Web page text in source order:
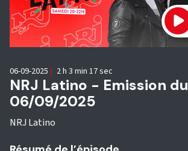
NRJ Latino - Emission du
06/09/2025
NRJ Latino
06-09-2025 | 2 h 3 min 17 sec